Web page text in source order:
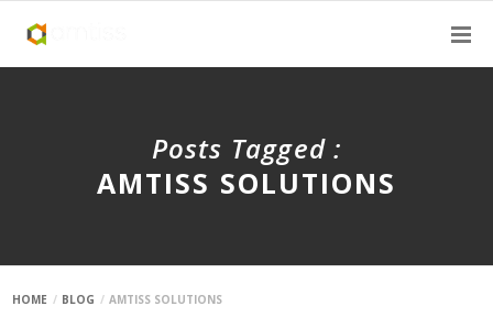
Posts Tagged :
AMTISS SOLUTIONS
HOME BLOG AMTISS SOLUTIONS